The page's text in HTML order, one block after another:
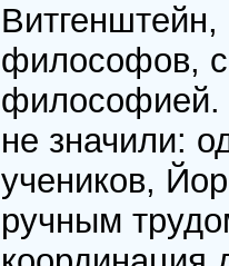
философов,
философией.
не значили:
учеников,
ручным